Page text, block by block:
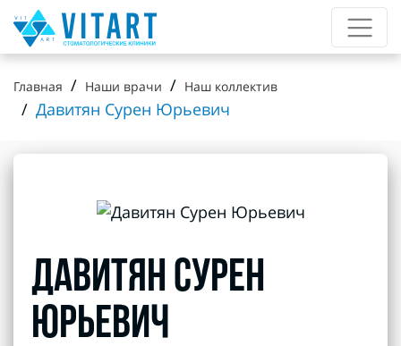
Главная Наши врачи Наш коллектив
Давитян Сурен Юрьевич
ДАВИТЯН СУРЕН
ЮРЬЕВИЧ